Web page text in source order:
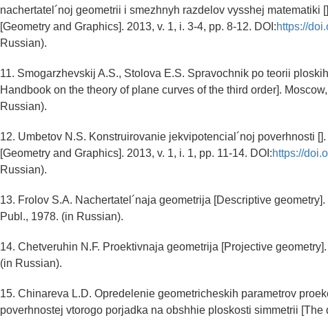
nachertatel´noj geometrii i smezhnyh razdelov vysshej matematiki
[Geometry and Graphics]. 2013, v. 1, i. 3-4, pp. 8-12. DOI:https://
Russian).
11. Smogarzhevskij A.S., Stolova E.S. Spravochnik po teorii
Handbook on the theory of plane curves of the third order].
Russian).
12. Umbetov N.S. Konstruirovanie jekvipotencial´noj poverhnosti
[Geometry and Graphics]. 2013, v. 1, i. 1, pp. 11-14. DOI:https://
Russian).
13. Frolov S.A. Nachertatel´naja geometrija [Descriptive
Publ., 1978. (in Russian).
14. Chetveruhin N.F. Proektivnaja geometrija [Projective
(in Russian).
15. Chinareva L.D. Opredelenie geometricheskih parametrov
poverhnostej vtorogo porjadka na obshhie ploskosti simmetrii [The